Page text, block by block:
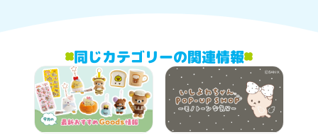
同じカテゴリーの関連情報